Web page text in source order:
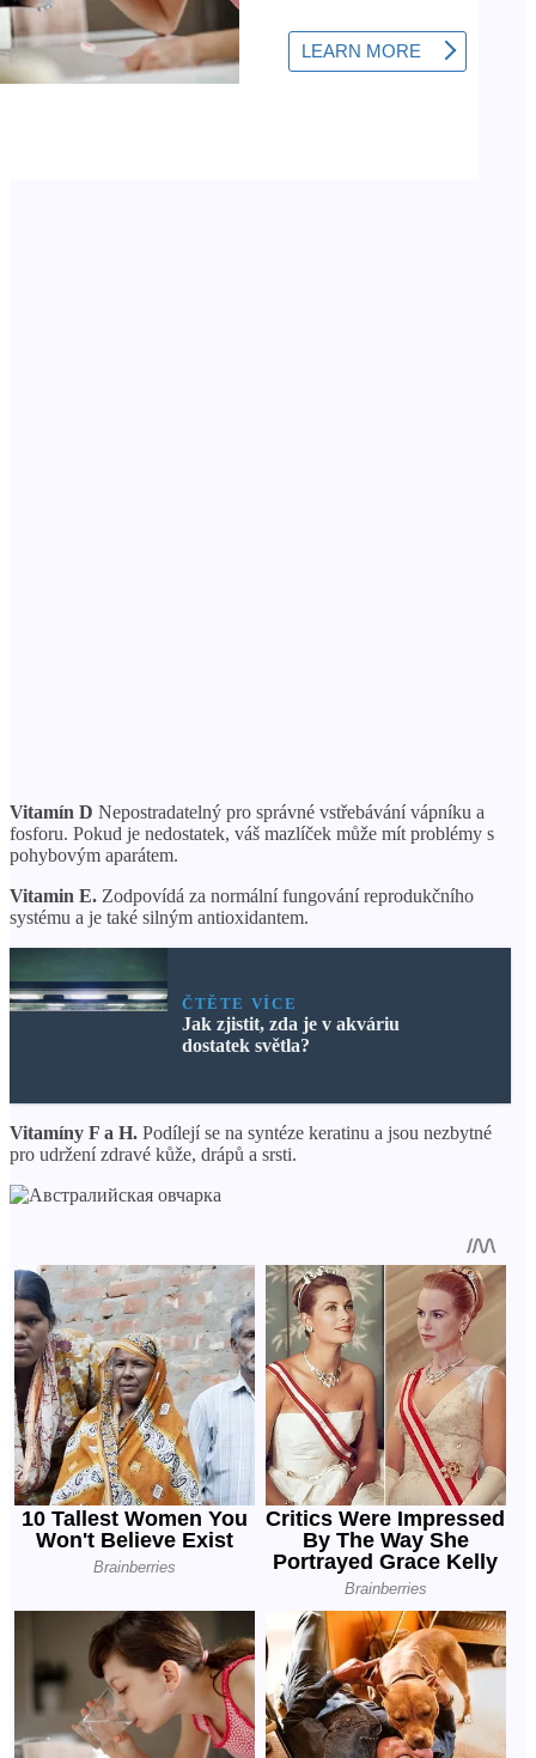
Vitamín D Nepostradatelný pro správné vstřebávání vápníku a
fosforu. Pokud je nedostatek, váš mazlíček může mít problémy s
pohybovým aparátem.
Vitamin E. Zodpovídá za normální fungování reprodukčního
systému a je také silným antioxidantem.
ČTĚTE VÍCE
Jak zjistit, zda je v akváriu
dostatek světla?
Vitamíny F a H. Podílejí se na syntéze keratinu a jsou nezbytné
pro udržení zdravé kůže, drápů a srsti.